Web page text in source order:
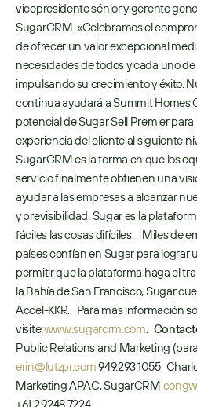
vicepresidente sénior y gerente
SugarCRM. «Celebramos el
de ofrecer un valor excepcional
necesidades de todos y cada uno
impulsando su crecimiento y éxito.
continua ayudará a Summit Homes
potencial de Sugar Sell Premier
experiencia del cliente al siguiente
SugarCRM es la forma en que los
servicio finalmente obtienen una
ayudar a las empresas a alcanzar
y previsibilidad. Sugar es la
fáciles las cosas difíciles.     Miles de
países confían en Sugar para lograr
permitir que la plataforma haga el
la Bahía de San Francisco, Sugar
Accel-KKR.    Para más información
visite: www.sugarcrm.com.
erin@lutzpr.com 949.293.1055
Marketing APAC, SugarCRM